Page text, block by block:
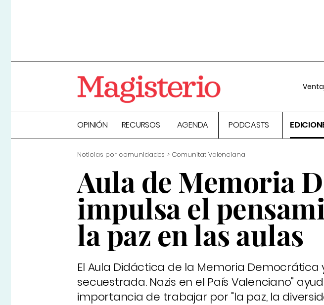
OPINIÓN RECURSOS AGENDA PODCASTS
Noticias por comunidades Comunitat Valenciana
Aula de Memoria
impulsa el
la paz en las aulas
El Aula Didáctica de la Memoria
secuestrada. Nazis en el País Valenciano"
importancia de trabajar por "la paz, la